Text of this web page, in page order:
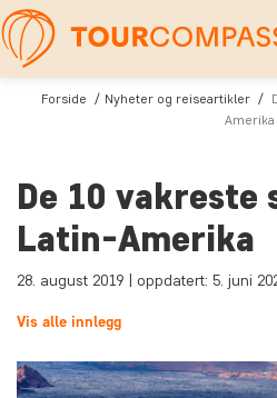
Forside Nyheter og reiseartikler
Amerika
De 10 vakreste
Latin-Amerika
28. august 2019 | oppdatert: 5. juni
Vis alle innlegg